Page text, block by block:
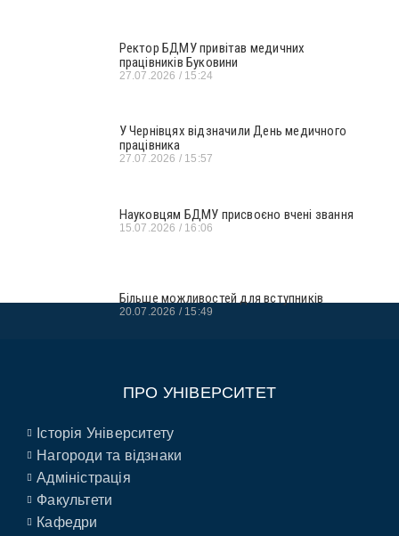
Ректор БДМУ привітав медичних
працівників Буковини
27.07.2026 15:24
У Чернівцях відзначили День медичного
працівника
27.07.2026 15:57
Науковцям БДМУ присвоєно вчені звання
15.07.2026 16:06
Більше можливостей для вступників
20.07.2026 15:49
ПРО УНІВЕРСИТЕТ
Історія Університету
Нагороди та відзнаки
Адміністрація
Факультети
Кафедри